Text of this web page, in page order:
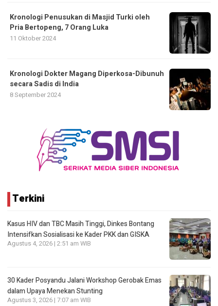
Kronologi Penusukan di Masjid Turki oleh
Pria Bertopeng, 7 Orang Luka
11 Oktober 2024
Kronologi Dokter Magang Diperkosa-Dibunuh
secara Sadis di India
8 September 2024
Terkini
Kasus HIV dan TBC Masih Tinggi, Dinkes Bontang
Intensifkan Sosialisasi ke Kader PKK dan GISKA
Agustus 4, 2026 | 2:51 am WIB
30 Kader Posyandu Jalani Workshop Gerobak Emas
dalam Upaya Menekan Stunting
Agustus 3, 2026 | 7:07 am WIB